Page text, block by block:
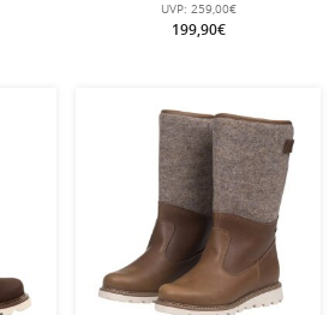
Damen
UVP: 259,00€
199,90€